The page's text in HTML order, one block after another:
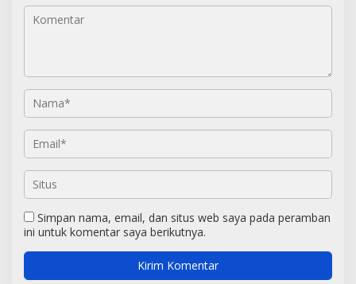
Simpan nama, email, dan situs web saya pada peramban
ini untuk komentar saya berikutnya.